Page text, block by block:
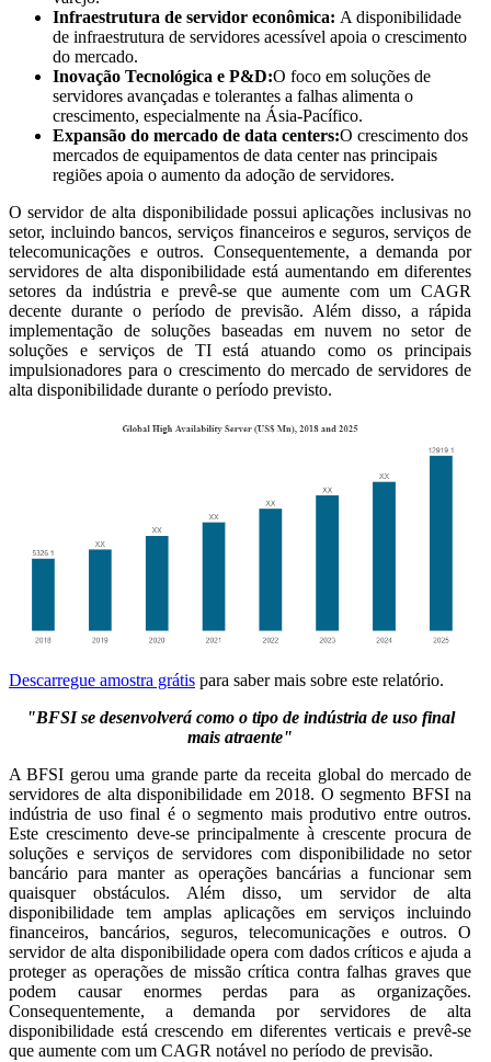
Infraestrutura de servidor econômica: A disponibilidade
de infraestrutura de servidores acessível apoia o crescimento
do mercado.
Inovação Tecnológica e P&D:O foco em soluções de
servidores avançadas e tolerantes a falhas alimenta o
crescimento, especialmente na Ásia-Pacífico.
Expansão do mercado de data centers:O crescimento dos
mercados de equipamentos de data center nas principais
regiões apoia o aumento da adoção de servidores.
O servidor de alta disponibilidade possui aplicações inclusivas no
setor, incluindo bancos, serviços financeiros e seguros, serviços de
telecomunicações e outros. Consequentemente, a demanda por
servidores de alta disponibilidade está aumentando em diferentes
setores da indústria e prevê-se que aumente com um CAGR
decente durante o período de previsão. Além disso, a rápida
implementação de soluções baseadas em nuvem no setor de
soluções e serviços de TI está atuando como os principais
impulsionadores para o crescimento do mercado de servidores de
alta disponibilidade durante o período previsto.
Descarregue amostra grátis para saber mais sobre este relatório.
"BFSI se desenvolverá como o tipo de indústria de uso final
mais atraente"
A BFSI gerou uma grande parte da receita global do mercado de
servidores de alta disponibilidade em 2018. O segmento BFSI na
indústria de uso final é o segmento mais produtivo entre outros.
Este crescimento deve-se principalmente à crescente procura de
soluções e serviços de servidores com disponibilidade no setor
bancário para manter as operações bancárias a funcionar sem
quaisquer obstáculos. Além disso, um servidor de alta
disponibilidade tem amplas aplicações em serviços incluindo
financeiros, bancários, seguros, telecomunicações e outros. O
servidor de alta disponibilidade opera com dados críticos e ajuda a
proteger as operações de missão crítica contra falhas graves que
podem causar enormes perdas para as organizações.
Consequentemente, a demanda por servidores de alta
disponibilidade está crescendo em diferentes verticais e prevê-se
que aumente com um CAGR notável no período de previsão.